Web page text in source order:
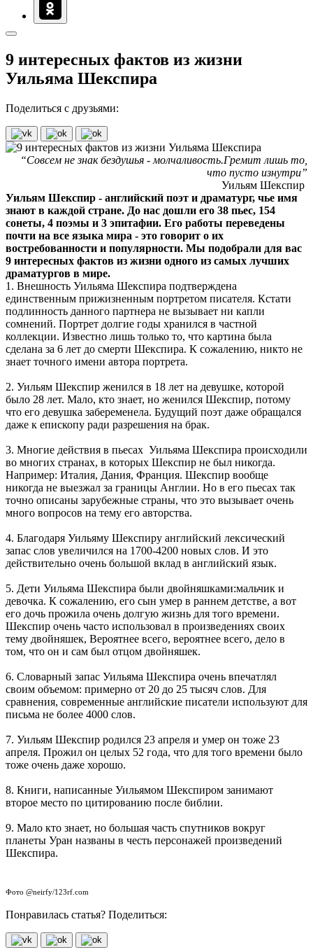
9 интересных фактов из жизни
Уильяма Шекспира
Поделиться с друзьями:
“Совсем не знак бездушья - молчаливость.Гремит лишь то,
что пусто изнутри”
Уильям Шекспир
Уильям Шекспир - английский поэт и драматург, чье имя
знают в каждой стране. До нас дошли его 38 пьес, 154
сонеты, 4 поэмы и 3 эпитафии. Его работы переведены
почти на все языка мира - это говорит о их
востребованности и популярности. Мы подобрали для вас
9 интересных фактов из жизни одного из самых лучших
драматургов в мире.
1. Внешность Уильяма Шекспира подтверждена
единственным прижизненным портретом писателя. Кстати
подлинность данного партнера не вызывает ни капли
сомнений. Портрет долгие годы хранился в частной
коллекции. Известно лишь только то, что картина была
сделана за 6 лет до смерти Шекспира. К сожалению, никто не
знает точного имени автора портрета.
2. Уильям Шекспир женился в 18 лет на девушке, которой
было 28 лет. Мало, кто знает, но женился Шекспир, потому
что его девушка забеременела. Будущий поэт даже обращался
даже к епископу ради разрешения на брак.
3. Многие действия в пьесах Уильяма Шекспира происходили
во многих странах, в которых Шекспир не был никогда.
Например: Италия, Дания, Франция. Шекспир вообще
никогда не выезжал за границы Англии. Но в его пьесах так
точно описаны зарубежные страны, что это вызывает очень
много вопросов на тему его авторства.
4. Благодаря Уильяму Шекспиру английский лексический
запас слов увеличился на 1700-4200 новых слов. И это
действительно очень большой вклад в английский язык.
5. Дети Уильяма Шекспира были двойняшками:мальчик и
девочка. К сожалению, его сын умер в раннем детстве, а вот
его дочь прожила очень долгую жизнь для того времени.
Шекспир очень часто использовал в произведениях своих
тему двойняшек, Вероятнее всего, вероятнее всего, дело в
том, что он и сам был отцом двойняшек.
6. Словарный запас Уильяма Шекспира очень впечатлял
своим объемом: примерно от 20 до 25 тысяч слов. Для
сравнения, современные английские писатели используют для
письма не более 4000 слов.
7. Уильям Шекспир родился 23 апреля и умер он тоже 23
апреля. Прожил он целых 52 года, что для того времени было
тоже очень даже хорошо.
8. Книги, написанные Уильямом Шекспиром занимают
второе место по цитированию после библии.
9. Мало кто знает, но большая часть спутников вокруг
планеты Уран названы в честь персонажей произведений
Шекспира.
Фото @neirfy/123rf.com
Понравилась статья? Поделиться: